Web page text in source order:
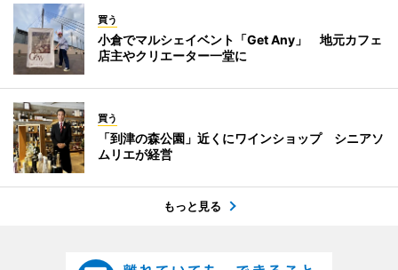
買う
小倉でマルシェイベント「Get Any」 地元カフェ
店主やクリエーター一堂に
買う
「到津の森公園」近くにワインショップ シニアソ
ムリエが経営
もっと見る